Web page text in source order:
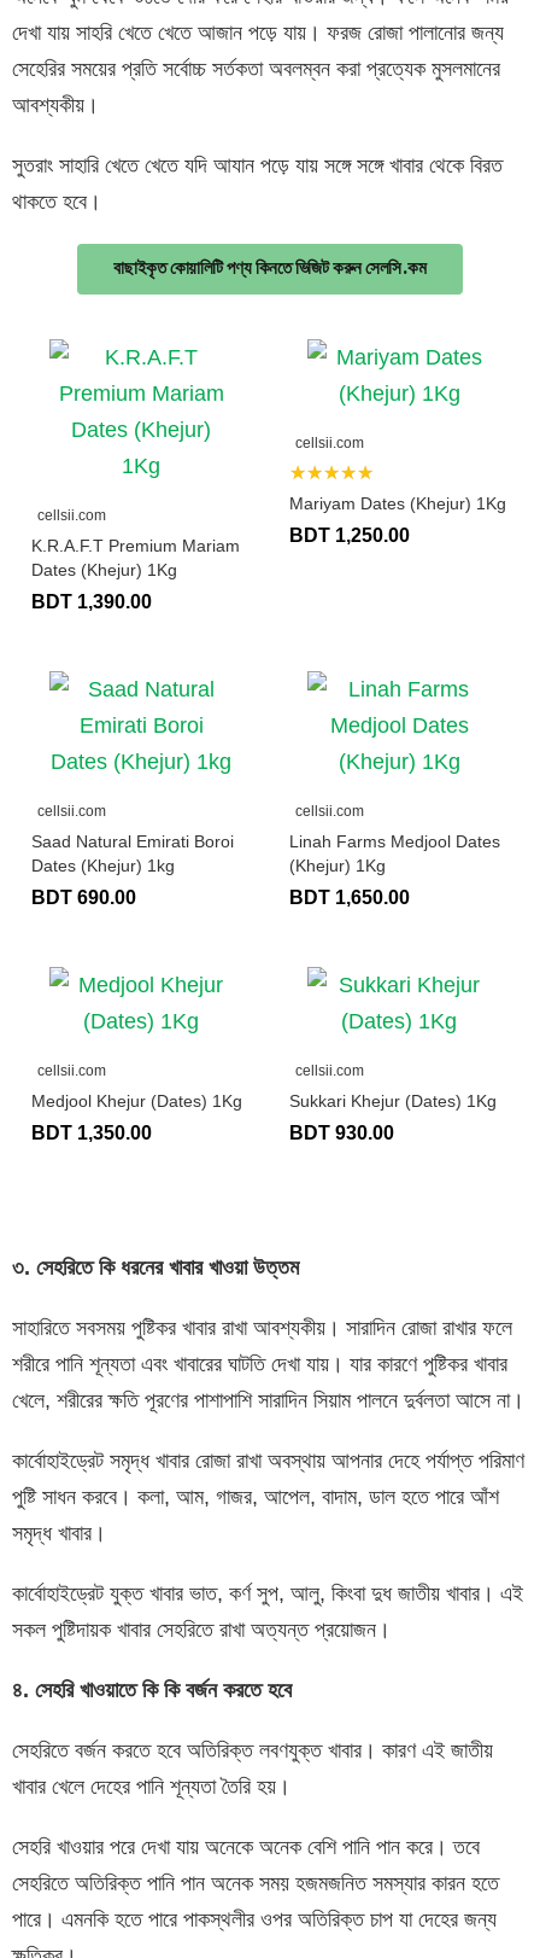
দেখা যায় সাহরি খেতে খেতে আজান পড়ে যায়। ফরজ রোজা পালানোর জন্য
সেহেরির সময়ের প্রতি সর্বোচ্চ সর্তকতা অবলম্বন করা প্রত্যেক মুসলমানের
আবশ্যকীয়।
সুতরাং সাহারি খেতে খেতে যদি আযান পড়ে যায় সঙ্গে সঙ্গে খাবার থেকে বিরত
থাকতে হবে।
বাছাইকৃত কোয়ালিটি পণ্য কিনতে ভিজিট করুন সেলসি.কম
cellsii.com
K.R.A.F.T Premium Mariam
Dates (Khejur) 1Kg
BDT 1,390.00
cellsii.com
★★★★★
Mariyam Dates (Khejur) 1Kg
BDT 1,250.00
cellsii.com
Saad Natural Emirati Boroi
Dates (Khejur) 1kg
BDT 690.00
cellsii.com
Linah Farms Medjool Dates
(Khejur) 1Kg
BDT 1,650.00
cellsii.com
Medjool Khejur (Dates) 1Kg
BDT 1,350.00
cellsii.com
Sukkari Khejur (Dates) 1Kg
BDT 930.00
৩. সেহরিতে কি ধরনের খাবার খাওয়া উত্তম
সাহারিতে সবসময় পুষ্টিকর খাবার রাখা আবশ্যকীয়। সারাদিন রোজা রাখার ফলে
শরীরে পানি শূন্যতা এবং খাবারের ঘাটতি দেখা যায়। যার কারণে পুষ্টিকর খাবার
খেলে, শরীরের ক্ষতি পূরণের পাশাপাশি সারাদিন সিয়াম পালনে দুর্বলতা আসে না।
কার্বোহাইড্রেট সমৃদ্ধ খাবার রোজা রাখা অবস্থায় আপনার দেহে পর্যাপ্ত পরিমাণ
পুষ্টি সাধন করবে। কলা, আম, গাজর, আপেল, বাদাম, ডাল হতে পারে আঁশ
সমৃদ্ধ খাবার।
কার্বোহাইড্রেট যুক্ত খাবার ভাত, কর্ণ সুপ, আলু, কিংবা দুধ জাতীয় খাবার। এই
সকল পুষ্টিদায়ক খাবার সেহরিতে রাখা অত্যন্ত প্রয়োজন।
৪. সেহরি খাওয়াতে কি কি বর্জন করতে হবে
সেহরিতে বর্জন করতে হবে অতিরিক্ত লবণযুক্ত খাবার। কারণ এই জাতীয়
খাবার খেলে দেহের পানি শূন্যতা তৈরি হয়।
সেহরি খাওয়ার পরে দেখা যায় অনেকে অনেক বেশি পানি পান করে। তবে
সেহরিতে অতিরিক্ত পানি পান অনেক সময় হজমজনিত সমস্যার কারন হতে
পারে। এমনকি হতে পারে পাকস্থলীর ওপর অতিরিক্ত চাপ যা দেহের জন্য